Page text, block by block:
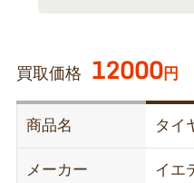
買取価格 12000円
商品名 タイ
メーカー イエ